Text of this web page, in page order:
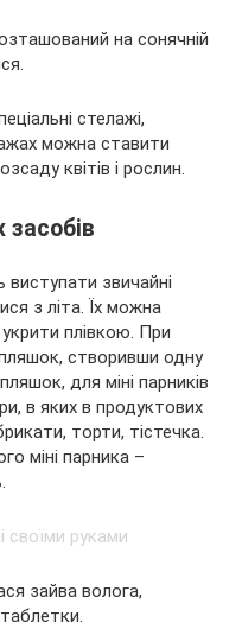
на сонячній
стелажі,
можна ставити
квітів і рослин.
засобів
звичайні
з літа. Їх можна
плівкою. При
створивши одну
для міні парників
в яких в продуктових
торти, тістечка.
міні парника –
зайва волога,